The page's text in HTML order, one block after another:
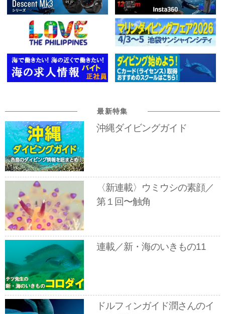
最新特集
沖縄ダイビングガイド
〈新連載〉ウミウシの素顔／
第１回〜触角
連載／新・海のいきもの11
ドルフィンガイド潤さんのイ